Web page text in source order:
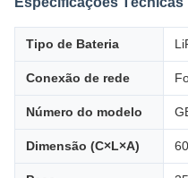
Tipo de Bateria
Conexão de rede
Número do modelo
Dimensão (C×L×A)